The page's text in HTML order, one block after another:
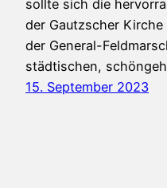
sollte sich die
der Gautzscher Kirche
der General-
städtischen,
15. September 2023